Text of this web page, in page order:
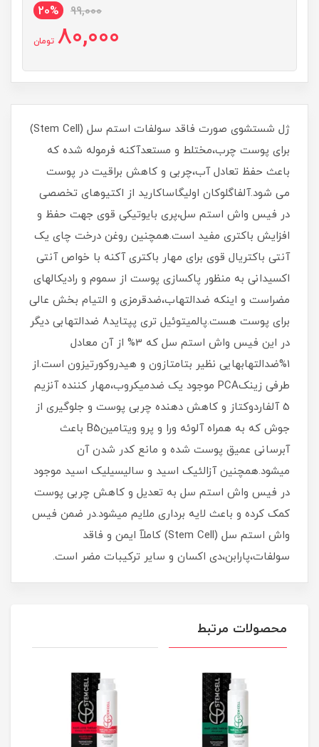
99,000
20%
80,000 تومان
ژل شستشوی صورت فاقد سولفات استم سل (Stem Cell)
برای پوست چرب،مختلط و مستعدآکنه فرموله شده که
باعث حفظ تعادل آب،چربی و کاهش براقیت در پوست
می شود.آلفاگلوکان اولیگاساکارید از اکتیوهای تخصصی
در فیس واش استم سل،پری بایوتیکی قوی جهت حفظ و
افزایش باکتری مفید است.همچنین روغن درخت چای یک
آنتی باکتریال قوی برای مهار باکتری آکنه با خواص آنتی
اکسیدانی به منظور پاکسازی پوست از سموم و رادیکالهای
مضراست و اینکه ضدالتهاب،ضدقرمزی و التیام بخش عالی
برای پوست هست.پالمیتوئیل تری پپتاید8 ضدالتهابی دیگر
در این فیس واش استم سل که 3% از آن معادل
1%ضدالتهابهایی نظیر بتامتازون و هیدروکورتیزون است.از
طرفی زینکPCA موجود یک ضدمیکروب،مهار کننده آنزیم
5 آلفاردوکتاز و کاهش دهنده چربی پوست و جلوگیری از
جوش که به همراه آلوئه ورا و پرو ویتامینB5 باعث
آبرسانی عمیق پوست شده و مانع کدر شدن آن
میشود.همچنین آزالئیک اسید و سالیسیلیک اسید موجود
در فیس واش استم سل به تعدیل و کاهش چربی پوست
کمک کرده و باعث لایه برداری ملایم میشود.در ضمن فیس
واش استم سل (Stem Cell) کاملآ ایمن و فاقد
سولفات،پارابن،دی اکسان و سایر ترکیبات مضر است.
محصولات مرتبط